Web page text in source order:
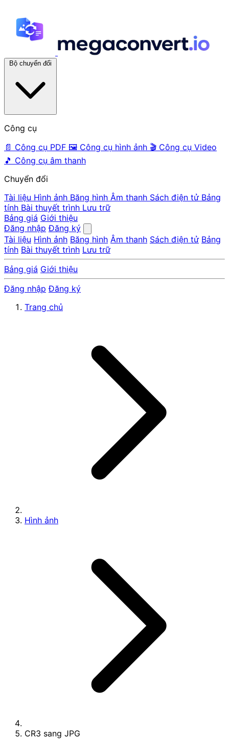
Bộ chuyển đổi
Công cụ
📄 Công cụ PDF 🖼️ Công cụ hình ảnh 🎬 Công cụ Video
🎵 Công cụ âm thanh
Chuyển đổi
Tài liệu Hình ảnh Băng hình Âm thanh Sách điện tử Bảng
tính Bài thuyết trình Lưu trữ
Bảng giá Giới thiệu
Đăng nhập Đăng ký
Tài liệu Hình ảnh Băng hình Âm thanh Sách điện tử Bảng
tính Bài thuyết trình Lưu trữ
Bảng giá Giới thiệu
Đăng nhập Đăng ký
Trang chủ
Hình ảnh
CR3 sang JPG